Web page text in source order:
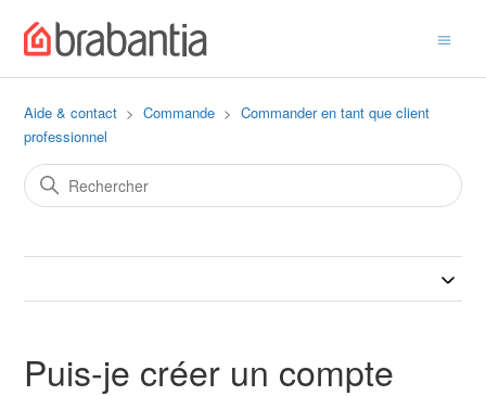
Aide & contact Commande
Commander en tant que client
professionnel
Puis-je créer un compte